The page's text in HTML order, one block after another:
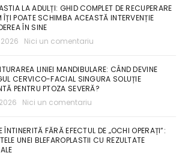
LA ADULȚI: GHID COMPLET DE RECUPERARE
ÎȚI POATE SCHIMBA ACEASTĂ INTERVENȚIE
ÎN SINE
Nici un comentariu
LINIEI MANDIBULARE: CÂND DEVINE
CERVICO-FACIAL SINGURA SOLUȚIE
PENTRU PTOZA SEVERĂ?
Nici un comentariu
ÎNTINERITĂ FĂRĂ EFECTUL DE „OCHI OPERAȚI”:
UNEI BLEFAROPLASTII CU REZULTATE